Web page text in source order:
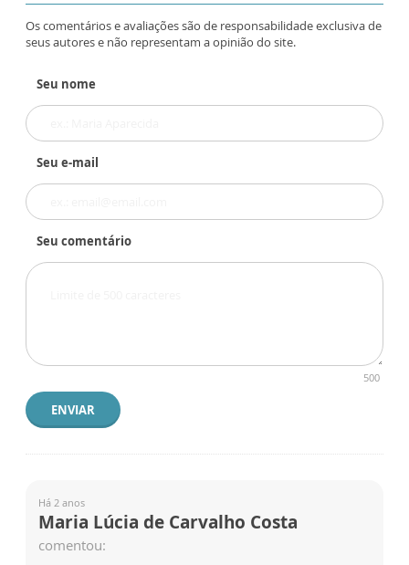
Os comentários e avaliações são de responsabilidade exclusiva de
seus autores e não representam a opinião do site.
Seu nome
Seu e-mail
Seu comentário
500
ENVIAR
Há 2 anos
Maria Lúcia de Carvalho Costa
comentou: